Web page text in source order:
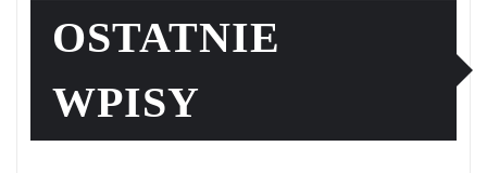
OSTATNIE
WPISY